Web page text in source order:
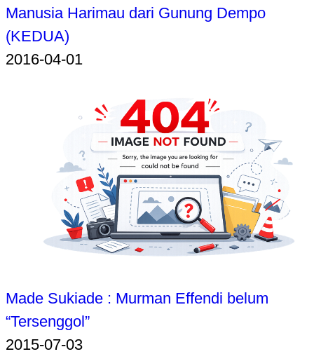
Manusia Harimau dari Gunung Dempo
(KEDUA)
2016-04-01
Made Sukiade : Murman Effendi belum
“Tersenggol”
2015-07-03